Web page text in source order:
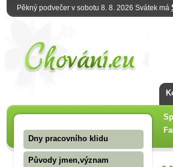
Pěkný podvečer v sobotu 8. 8. 2026 Svátek má
Dny pracovního klidu
Původy jmen,význam